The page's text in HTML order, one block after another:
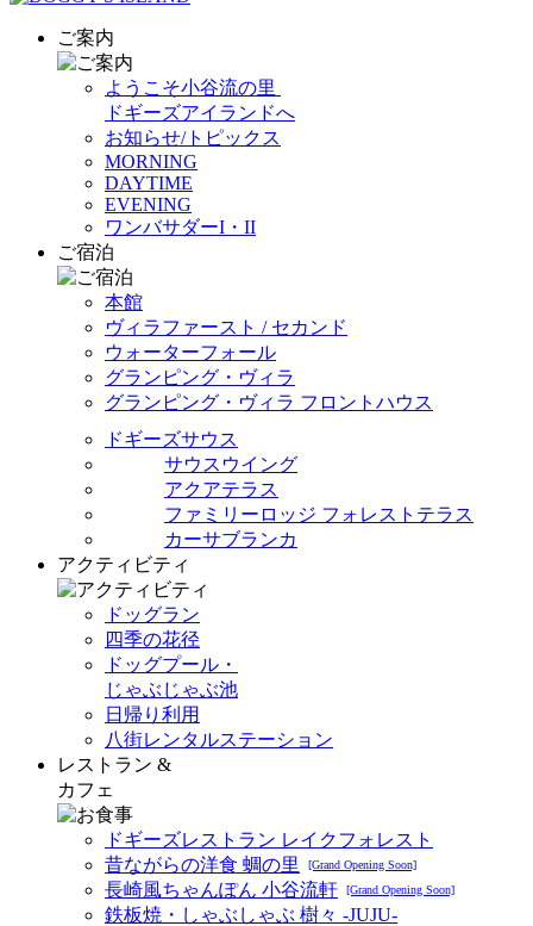
ご案内
ようこそ小谷流の里
ドギーズアイランドへ
お知らせ/トピックス
MORNING
DAYTIME
EVENING
ワンバサダーI・II
ご宿泊
本館
ヴィラファースト / セカンド
ウォーターフォール
グランピング・ヴィラ
グランピング・ヴィラ フロントハウス
ドギーズサウス
サウスウイング
アクアテラス
ファミリーロッジ フォレストテラス
カーサブランカ
アクティビティ
ドッグラン
四季の花径
ドッグプール・
じゃぶじゃぶ池
日帰り利用
八街レンタルステーション
レストラン &
カフェ
ドギーズレストラン レイクフォレスト
昔ながらの洋食 蜩の里
[Grand Opening Soon]
長崎風ちゃんぽん 小谷流軒 [Grand Opening Soon]
鉄板焼・しゃぶしゃぶ 樹々 -JUJU-